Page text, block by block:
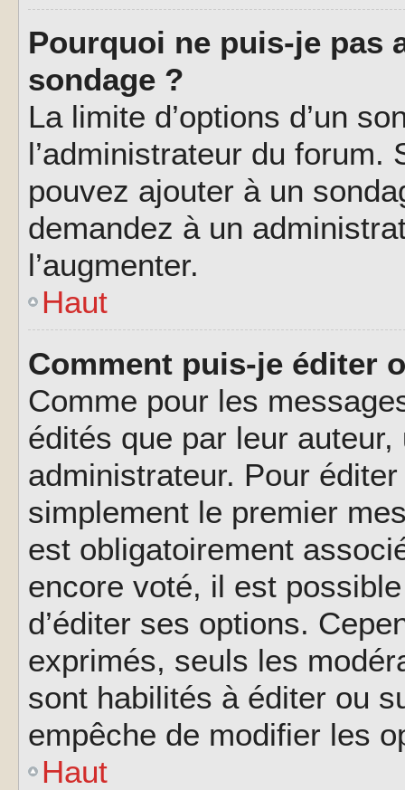
Pourquoi ne puis-je pas
sondage ?
La limite d’options d’un
l’administrateur du forum.
pouvez ajouter à un
demandez à un
l’augmenter.
Haut
Comment puis-je éditer
Comme pour les
édités que par leur
administrateur. Pour
simplement le premier
est obligatoirement
encore voté, il est
d’éditer ses options.
exprimés, seuls les
sont habilités à éditer ou
empêche de modifier les
Haut